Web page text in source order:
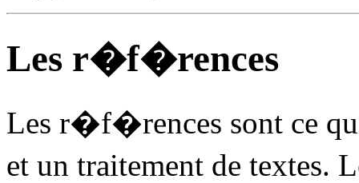
Les r�f�rences
Les r�f�rences sont ce
et un traitement de textes.